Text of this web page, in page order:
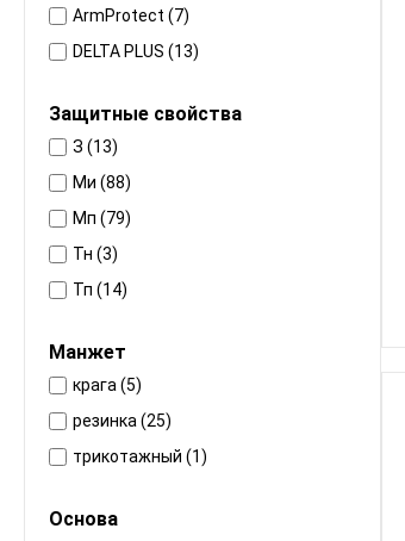
ArmProtect (7)
DELTA PLUS (13)
Manipula Specialist (22)
PROFLINE (20)
Защитные свойства
З (13)
Ми (88)
Мп (79)
Тн (3)
Тп (14)
Тп400 (2)
Эс (3)
Манжет
крага (5)
резинка (25)
трикотажный (1)
Основа